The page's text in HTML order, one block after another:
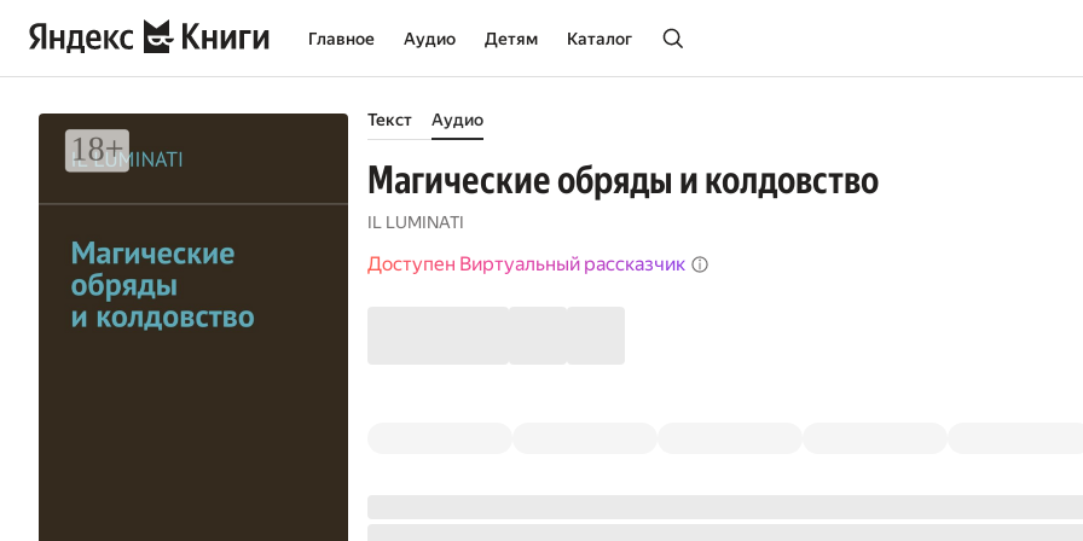
Главное Аудио Детям Каталог
Текст Аудио
Магические обряды и колдовство
IL LUMINATI
Доступен Виртуальный рассказчик